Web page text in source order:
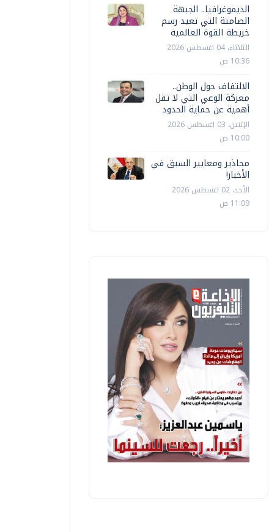
الديموغرافيا.. الجبهة
الصامتة التي تعيد رسم
خريطة القوة العالمية
الثلاثاء، 04 اغسطس 2026
10:36 ص
الالتفاف حول الوطن..
معركة الوعي التي لا تقل
أهمية عن حماية الحدود
الإثنين، 03 اغسطس 2026
10:00 ص
محاذير ومعايير السبق في
الأخبار!
الأحد، 02 اغسطس 2026
11:09 ص